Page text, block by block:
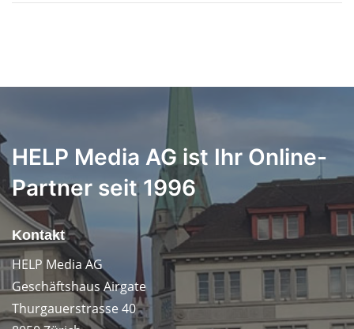
HELP Media AG ist Ihr Online-
Partner seit 1996
Kontakt
HELP Media AG
Geschäftshaus Airgate
Thurgauerstrasse 40